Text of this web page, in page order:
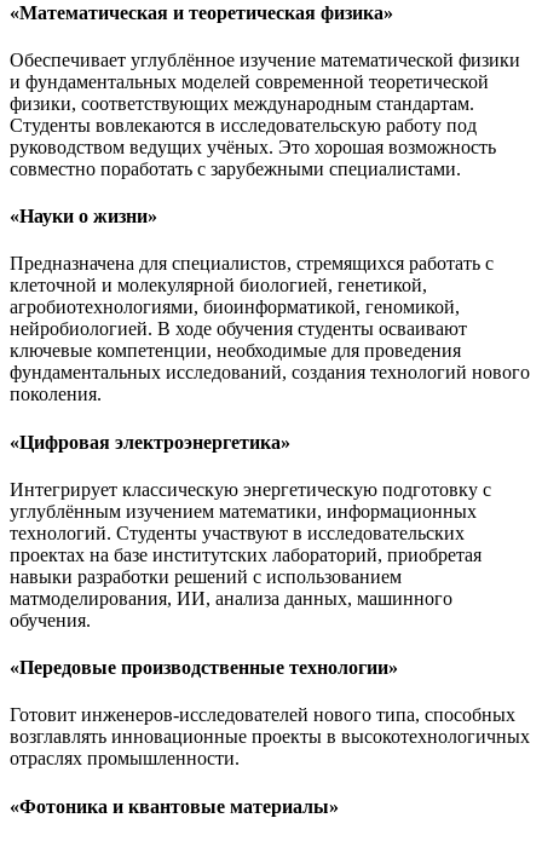
«Математическая и теоретическая физика»
Обеспечивает углублённое изучение математической физики
и фундаментальных моделей современной теоретической
физики, соответствующих международным стандартам.
Студенты вовлекаются в исследовательскую работу под
руководством ведущих учёных. Это хорошая возможность
совместно поработать с зарубежными специалистами.
«Науки о жизни»
Предназначена для специалистов, стремящихся работать с
клеточной и молекулярной биологией, генетикой,
агробиотехнологиями, биоинформатикой, геномикой,
нейробиологией. В ходе обучения студенты осваивают
ключевые компетенции, необходимые для проведения
фундаментальных исследований, создания технологий нового
поколения.
«Цифровая электроэнергетика»
Интегрирует классическую энергетическую подготовку с
углублённым изучением математики, информационных
технологий. Студенты участвуют в исследовательских
проектах на базе институтских лабораторий, приобретая
навыки разработки решений с использованием
матмоделирования, ИИ, анализа данных, машинного
обучения.
«Передовые производственные технологии»
Готовит инженеров-исследователей нового типа, способных
возглавлять инновационные проекты в высокотехнологичных
отраслях промышленности.
«Фотоника и квантовые материалы»